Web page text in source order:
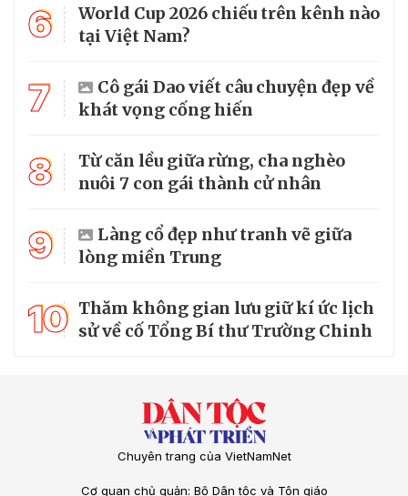
6
World Cup 2026 chiếu trên kênh nào
tại Việt Nam?
7
Cô gái Dao viết câu chuyện đẹp về
khát vọng cống hiến
8
Từ căn lều giữa rừng, cha nghèo
nuôi 7 con gái thành cử nhân
9
Làng cổ đẹp như tranh vẽ giữa
lòng miền Trung
10 Thăm không gian lưu giữ kí ức lịch
sử về cố Tổng Bí thư Trường Chinh
Chuyên trang của VietNamNet
Cơ quan chủ quản: Bộ Dân tộc và Tôn giáo